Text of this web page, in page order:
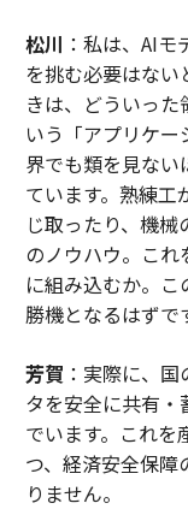
松川 ：私は、AI
を挑む必要はない
きは、どういっ
いう「アプリケ
界でも類を見ない
ています。熟練工
じ取ったり、機
のノウハウ。これ
に組み込むか。
勝機となるはずで
芳賀 ：実際に、
タを安全に共有
でいます。これを
つ、経済安全保
りません。